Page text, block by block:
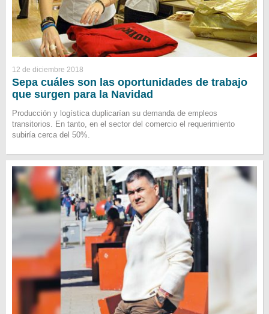
12 de diciembre 2018
Sepa cuáles son las oportunidades de trabajo
que surgen para la Navidad
Producción y logística duplicarían su demanda de empleos
transitorios. En tanto, en el sector del comercio el requerimiento
subiría cerca del 50%.